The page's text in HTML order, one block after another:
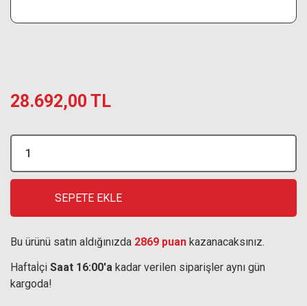
28.692,00 TL
SEPETE EKLE
Bu ürünü satın aldığınızda 2869 puan kazanacaksınız.
Haftaİçi Saat 16:00'a kadar verilen siparişler aynı gün
kargoda!